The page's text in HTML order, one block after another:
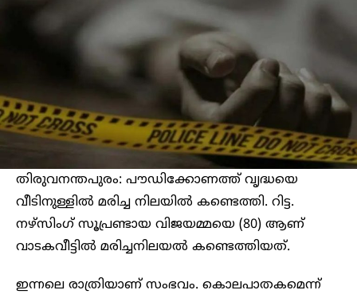
തിരുവനന്തപുരം: പൗഡിക്കോണത്ത് വൃദ്ധയെ
വീടിനുള്ളില്‍ മരിച്ച നിലയില്‍ കണ്ടെത്തി. റിട്ട.
നഴ്സിംഗ് സൂപ്രണ്ടായ വിജയമ്മയെ (80) ആണ്
വാടകവീട്ടില്‍ മരിച്ചനിലയല്‍ കണ്ടെത്തിയത്.
ഇന്നലെ രാത്രിയാണ് സംഭവം. കൊലപാതകമെന്ന്